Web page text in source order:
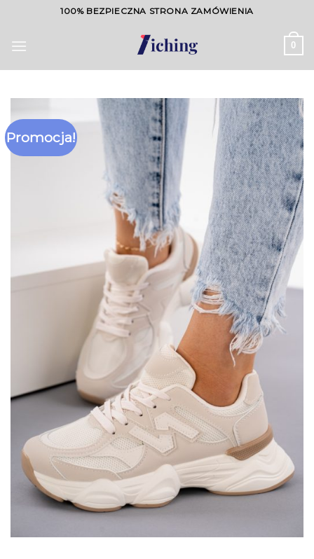
content
100% BEZPIECZNA STRONA ZAMÓWIENIA
0
Promocja!